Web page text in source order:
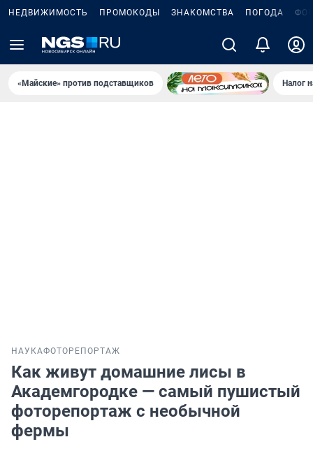
НЕДВИЖИМОСТЬ ПРОМОКОДЫ ЗНАКОМСТВА ПОГОДА
«Майские» против подставщиков Налог
НАУКАФОТОРЕПОРТАЖ
Как живут домашние лисы в
Академгородке — самый пушистый
фоторепортаж с необычной
фермы